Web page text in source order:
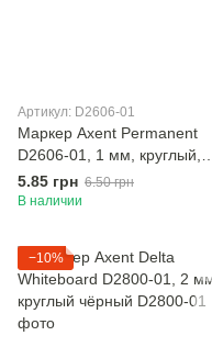
Артикул: D2606-01
Маркер Axent Permanent
D2606-01, 1 мм, круглый,
чёрный
5.85 грн 6.50 грн
В наличии
−10%